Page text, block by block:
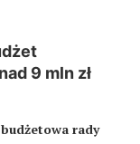
9 mln zł
rady